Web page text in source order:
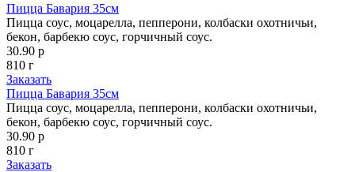
Пицца Бавария 35см
Пицца соус, моцарелла, пепперони, колбаски охотничьи,
бекон, барбекю соус, горчичный соус.
30.90 р
810 г
Заказать
Пицца Бавария 35см
Пицца соус, моцарелла, пепперони, колбаски охотничьи,
бекон, барбекю соус, горчичный соус.
30.90 р
810 г
Заказать